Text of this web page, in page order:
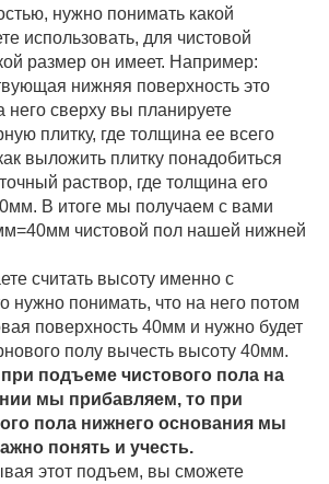
нужно понимать какой
использовать, для чистовой
размер он имеет. Например:
нижняя поверхность это
него сверху вы планируете
плитку, где толщина ее всего
выложить плитку понадобиться
раствор, где толщина его
В итоге мы получаем с вами
чистовой пол нашей нижней
считать высоту именно с
нужно понимать, что на него потом
поверхность 40мм и нужно будет
полу вычесть высоту 40мм.
подъеме чистового пола на
мы прибавляем, то при
пола нижнего основания мы
понять и учесть.
этот подъем, вы сможете